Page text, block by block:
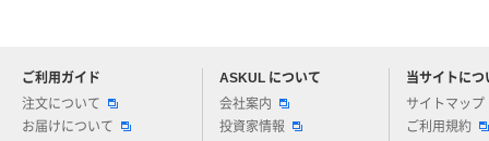
ご利用ガイド
注文について
お届けについて
ASKUL について
会社案内
投資家情報
当サイトにつ
サイトマップ
ご利用規約
アスクルについてお気軽にご質問ください